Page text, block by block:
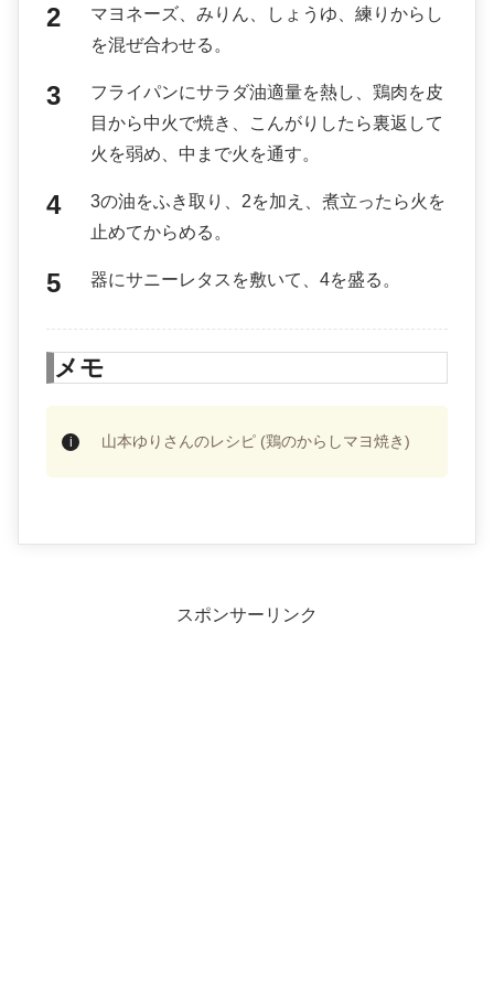
マヨネーズ、みりん、しょうゆ、練りからし
を混ぜ合わせる。
フライパンにサラダ油適量を熱し、鶏肉を皮
目から中火で焼き、こんがりしたら裏返して
火を弱め、中まで火を通す。
3の油をふき取り、2を加え、煮立ったら火を
止めてからめる。
器にサニーレタスを敷いて、4を盛る。
メモ
山本ゆりさんのレシピ (鶏のからしマヨ焼き)
スポンサーリンク